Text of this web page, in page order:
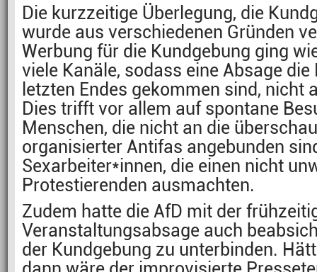
Die kurzzeitige Überlegung, die
wurde aus verschiedenen Gründen
Werbung für die Kundgebung ging
viele Kanäle, sodass eine Absage
letzten Endes gekommen sind, nicht
Dies trifft vor allem auf spontane
Menschen, die nicht an die
organisierter Antifas angebunden
Sexarbeiter*innen, die einen nicht
Protestierenden ausmachten.
Zudem hatte die AfD mit der
Veranstaltungsabsage auch
der Kundgebung zu unterbinden.